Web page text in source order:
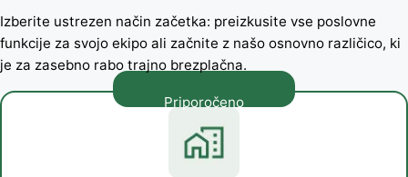
Izberite ustrezen način začetka: preizkusite vse poslovne
funkcije za svojo ekipo ali začnite z našo osnovno različico, ki
je za zasebno rabo trajno brezplačna.
Priporočeno